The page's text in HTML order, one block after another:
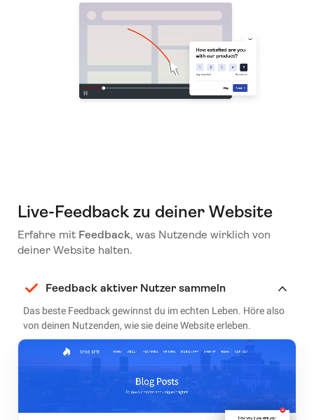
Live-Feedback zu deiner Website
Erfahre mit Feedback, was Nutzende wirklich von
deiner Website halten.
Feedback aktiver Nutzer sammeln
Das beste Feedback gewinnst du im echten Leben. Höre also
von deinen Nutzenden, wie sie deine Website erleben.